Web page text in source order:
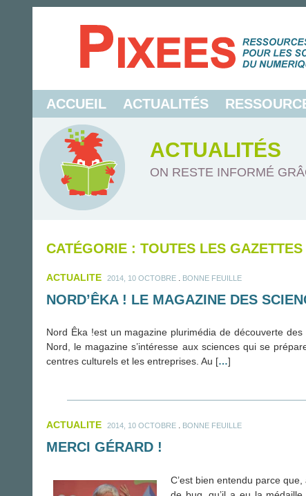
ACCUEIL ACTUALITÉS
ACTUALITÉS
ON RESTE INFORMÉ
CATÉGORIE : TOUTES LES GAZETTES
ACTUALITE 2014, 10 OCTOBRE BONNE FEUILLE
NORD’ÊKA ! LE MAGAZINE DES
Nord Êka !est un magazine plurimédia de découverte
Nord, le magazine s’intéresse aux sciences qui se
centres culturels et les entreprises. Au […]
ACTUALITE 2014, 10 OCTOBRE BONNE FEUILLE
MERCI GÉRARD !
C’est bien entendu parce